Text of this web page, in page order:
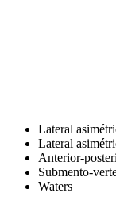
Lateral
Lateral
Anterior-
Submento-
Waters